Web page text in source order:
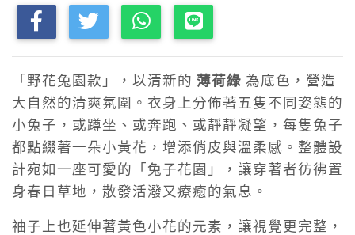
「野花兔園款」，以清新的 薄荷綠 為底色，營造
大自然的清爽氛圍。衣身上分佈著五隻不同姿態的
小兔子，或蹲坐、或奔跑、或靜靜凝望，每隻兔子
都點綴著一朵小黃花，增添俏皮與溫柔感。整體設
計宛如一座可愛的「兔子花園」，讓穿著者彷彿置
身春日草地，散發活潑又療癒的氣息。
袖子上也延伸著黃色小花的元素，讓視覺更完整，